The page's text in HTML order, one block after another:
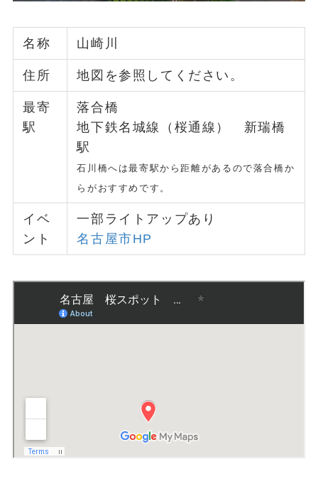
名称 山崎川
住所 地図を参照してください。
最寄
駅
落合橋
地下鉄名城線（桜通線） 新瑞橋
駅
石川橋へは最寄駅から距離があるので落合橋か
らがおすすめです。
イベ
ント
一部ライトアップあり
名古屋市HP